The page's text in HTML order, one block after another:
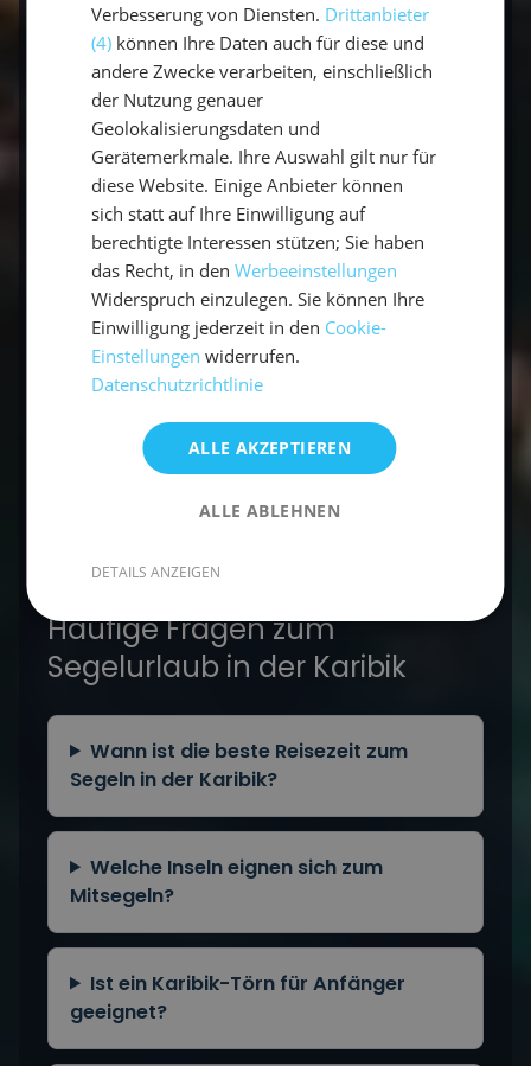
locken außerdem Besucher an. Wer die Füße
wieder einmal auf festen Boden bewegen
möchte, nimmt in teil am Karneval, bei dem
alte und junge Männer, schöne Frauen und
fröhliche Kinder gemeinsam auf der Straße
tanzen. Jede Karibikinsel ist einen Besuch wert.
Wunderschön sind alle.
Kontakt
Buchen
Mehr zur Karibik:Erlebe die Anreise per
Atlantiküberquerung, entdecke dieBahamas
oder das karibischeMartinique. Alle Termine
Häufige Fragen zum
Segelurlaub in der Karibik
Wann ist die beste Reisezeit zum
Segeln in der Karibik?
Welche Inseln eignen sich zum
Mitsegeln?
Ist ein Karibik-Törn für Anfänger
geeignet?
Verbesserung von Diensten. Drittanbieter
(4) können Ihre Daten auch für diese und
andere Zwecke verarbeiten, einschließlich
der Nutzung genauer
Geolokalisierungsdaten und
Gerätemerkmale. Ihre Auswahl gilt nur für
diese Website. Einige Anbieter können
sich statt auf Ihre Einwilligung auf
berechtigte Interessen stützen; Sie haben
das Recht, in denWerbeeinstellungen
Widerspruch einzulegen. Sie können Ihre
Einwilligung jederzeit in den Cookie-
Einstellungen widerrufen.
Datenschutzrichtlinie
ALLE AKZEPTIEREN
ALLE ABLEHNEN
DETAILS ANZEIGEN